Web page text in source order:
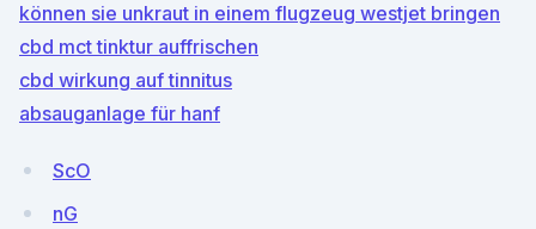
können sie unkraut in einem flugzeug westjet bringen
cbd mct tinktur auffrischen
cbd wirkung auf tinnitus
absauganlage für hanf
ScO
nG